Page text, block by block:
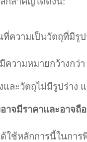
ที่ความเป็นวัตถุที่มีรู
มีความหมายกว้างกว่
และวัตถุไม่มีรูปร่าง
าจมีราคาและอาจถือ
ใช้หลักการนี้ในการ